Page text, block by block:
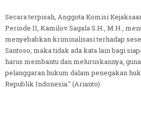
Secara terpisah, Anggota Komisi
Periode II, Kamilov Sagala S.H., M.H.,
menyebabkan kriminalisasi terhadap
Santoso, maka tidak ada kata lain bagi
harus membantu dan meluruskannya,
pelanggaran hukum dalam penegakan
Republik Indonesia." (Arianto)